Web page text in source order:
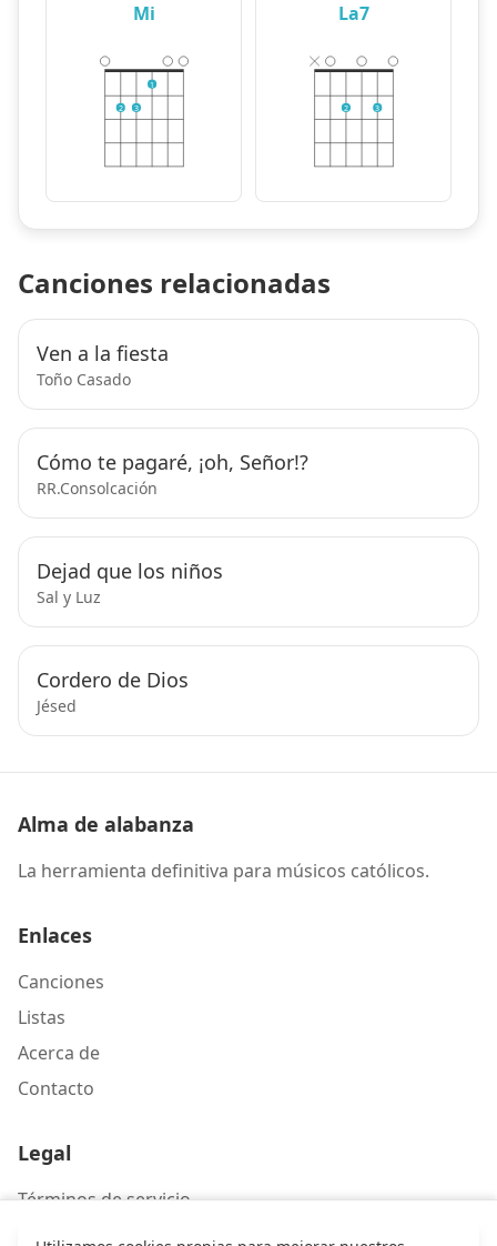
Mi
2 3
1
La7
2 3
Canciones relacionadas
Ven a la fiesta
Toño Casado
Cómo te pagaré, ¡oh, Señor!?
RR.Consolcación
Dejad que los niños
Sal y Luz
Cordero de Dios
Jésed
Alma de alabanza
La herramienta definitiva para músicos católicos.
Enlaces
Canciones
Listas
Acerca de
Contacto
Legal
Términos de servicio
Política de privacidad